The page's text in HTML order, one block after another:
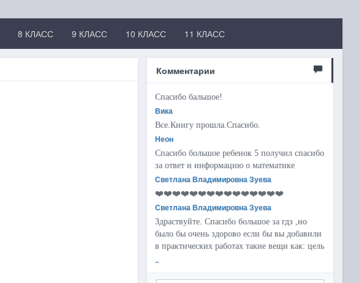
8 КЛАСС 9 КЛАСС 10 КЛАСС 11 КЛАСС
Комментарии
Спасибо бальшое!
Вика
Все.Книгу прошла.Спасибо.
Неон
Спасибо большое ребенок 5 получил спасибо
за ответ и информацию о математике
Светлана Владимировна Зуева
❤️❤️❤️❤️❤️❤️❤️❤️❤️❤️❤️❤️❤️❤️❤️
Светлана Владимировна Зуева
Здраствуйте. Спасибо большое за гдз ,но
было бы очень здорово если бы вы добавили
в практических работах такие вещи как: цель
..